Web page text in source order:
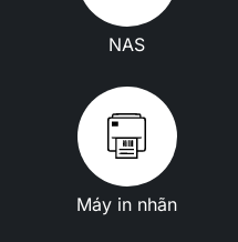
NAS
Máy in nhãn